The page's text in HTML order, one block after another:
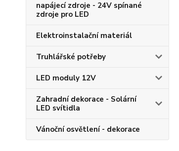
napájecí zdroje - 24V spínané
zdroje pro LED
Elektroinstalační materiál
Truhlářské potřeby
LED moduly 12V
Zahradní dekorace - Solární
LED svítidla
Vánoční osvětlení - dekorace